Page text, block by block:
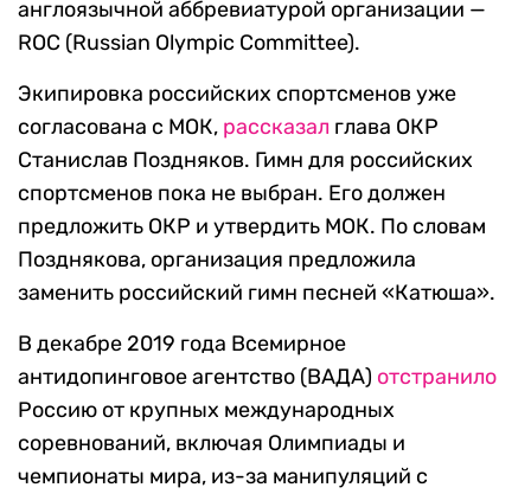
англоязычной аббревиатурой организации —
ROC (Russian Olympic Committee).
Экипировка российских спортсменов уже
согласована с МОК, рассказал глава ОКР
Станислав Поздняков. Гимн для российских
спортсменов пока не выбран. Его должен
предложить ОКР и утвердить МОК. По словам
Позднякова, организация предложила
заменить российский гимн песней «Катюша».
В декабре 2019 года Всемирное
антидопинговое агентство (ВАДА) отстранило
Россию от крупных международных
соревнований, включая Олимпиады и
чемпионаты мира, из-за манипуляций с